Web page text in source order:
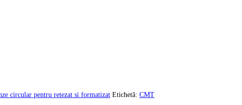
circular pentru retezat si formatizat Etichetă: CMT